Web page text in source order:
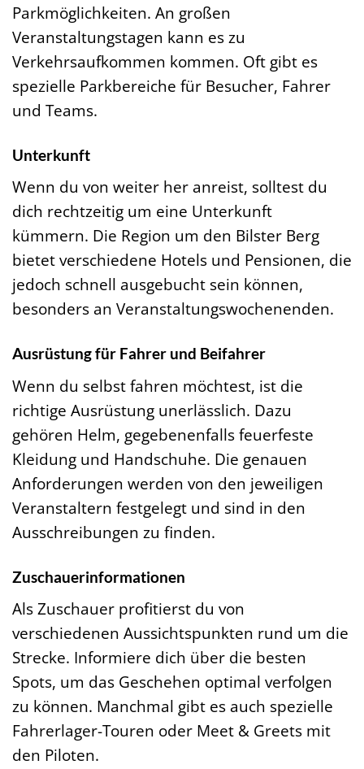
Parkmöglichkeiten. An großen
Veranstaltungstagen kann es zu
Verkehrsaufkommen kommen. Oft gibt es
spezielle Parkbereiche für Besucher, Fahrer
und Teams.
Unterkunft
Wenn du von weiter her anreist, solltest du
dich rechtzeitig um eine Unterkunft
kümmern. Die Region um den Bilster Berg
bietet verschiedene Hotels und Pensionen, die
jedoch schnell ausgebucht sein können,
besonders an Veranstaltungswochenenden.
Ausrüstung für Fahrer und Beifahrer
Wenn du selbst fahren möchtest, ist die
richtige Ausrüstung unerlässlich. Dazu
gehören Helm, gegebenenfalls feuerfeste
Kleidung und Handschuhe. Die genauen
Anforderungen werden von den jeweiligen
Veranstaltern festgelegt und sind in den
Ausschreibungen zu finden.
Zuschauerinformationen
Als Zuschauer profitierst du von
verschiedenen Aussichtspunkten rund um die
Strecke. Informiere dich über die besten
Spots, um das Geschehen optimal verfolgen
zu können. Manchmal gibt es auch spezielle
Fahrerlager-Touren oder Meet & Greets mit
den Piloten.